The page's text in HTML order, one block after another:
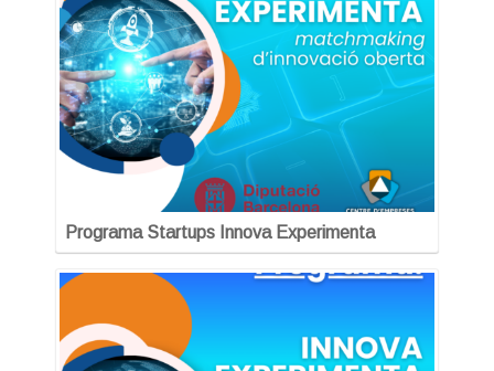
Programa Startups Innova Experimenta